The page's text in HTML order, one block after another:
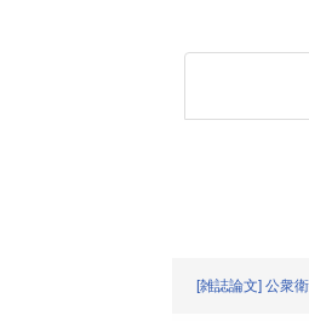
[雑誌論文] 公衆